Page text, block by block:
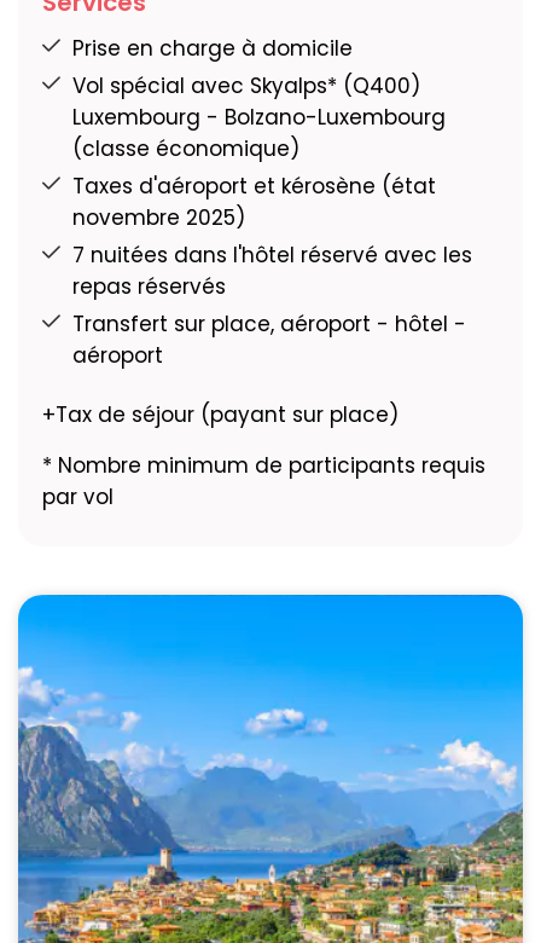
Restauration : Petit-déjeuner buffet avec
des spécialités de la région, des gâteaux
faits maison et une sélection d'aliments bio
et de nourriture sans gluten.
Bon à savoir :
Temps de transfert depuis
Bolzano env. 1:40 h.
déjeuner et le dîner, piscine extérieure,
espace bien-être avec piscine intérieure
(payant, env. 25 € p.p./utilisation), salle de
fitness.
Restauration :
Petit déjeuner buffet.
Bon à savoir :
Temps de transfert depuis
Prise en charge à domicile
Vol spécial avec Skyalps* (Q400)
Luxembourg - Bolzano-Luxembourg
(classe économique)
Taxes d'aéroport et kérosène (état
novembre 2025)
7 nuitées dans l'hôtel réservé avec les
repas réservés
Transfert sur place, aéroport - hôtel -
aéroport
+Tax de séjour (payant sur place)
* Nombre minimum de participants requis
par vol